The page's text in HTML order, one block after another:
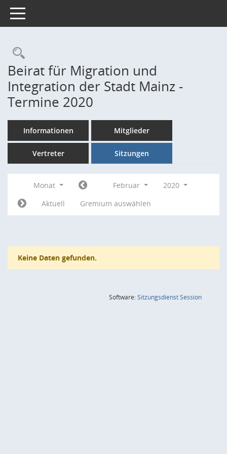
Toggle navigation
Rechercheauswahl
Beirat für Migration und
Integration der Stadt Mainz -
Termine 2020
Informationen Mitglieder
Vertreter Sitzungen
Monat Februar
2020
Aktuell
Gremium auswählen
Keine Daten gefunden.
Software:SitzungsdienstSession(Wird in